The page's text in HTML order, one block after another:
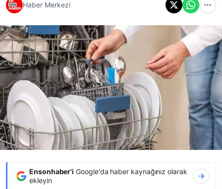
Haber Merkezi
Ensonhaber'i Google'da haber kaynağınız olarak
ekleyin